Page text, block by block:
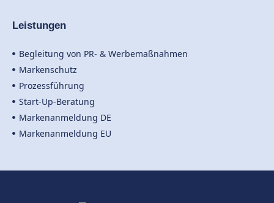
Leistungen
Begleitung von PR- & Werbemaßnahmen
Markenschutz
Prozessführung
Start-Up-Beratung
Markenanmeldung DE
Markenanmeldung EU